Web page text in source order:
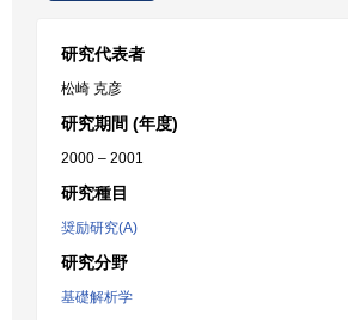
研究代表者
松崎 克彦
研究期間 (年度)
2000 – 2001
研究種目
奨励研究(A)
研究分野
基礎解析学